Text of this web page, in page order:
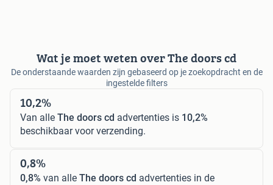
Wat je moet weten over The doors cd
De onderstaande waarden zijn gebaseerd op je zoekopdracht en de
ingestelde filters
10,2%
Van alle The doors cd advertenties is 10,2%
beschikbaar voor verzending.
0,8%
0,8% van alle The doors cd advertenties in de